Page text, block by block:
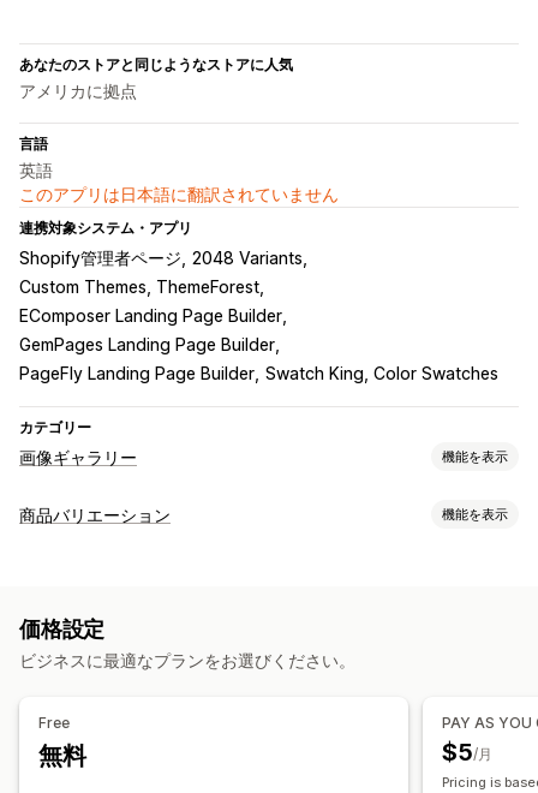
あなたのストアと同じようなストアに人気
アメリカに拠点
言語
英語
このアプリは日本語に翻訳されていません
連携対象システム・アプリ
Shopify管理者ページ 2048 Variants
Custom Themes, ThemeForest
EComposer Landing Page Builder
GemPages Landing Page Builder
PageFly Landing Page Builder Swatch King, Color Swatches
カテゴリー
画像ギャラリー 機能を表示
ギャラリータイプ
カスタマイズ
商品バリエーション 機能を表示
バリエーションの表示
価格設定
ビジネスに最適なプランをお選びください。
Free
無料
PAY AS YOU
$5/月
Pricing is